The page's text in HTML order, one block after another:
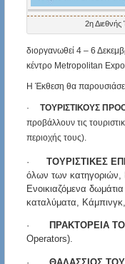
2η
διοργανωθεί 4 – 6
κέντρο Metropolitan
Η Έκθεση θα
· ΤΟΥΡΙΣΤΙΚΟΥΣ
προβάλλουν τις
περιοχής τους).
· ΤΟΥΡΙΣΤΙΚΕΣ
όλων των κατηγοριών,
Ενοικιαζόμενα
καταλύματα,
· ΠΡΑΚΤΟΡΕΙΑ
Operators).